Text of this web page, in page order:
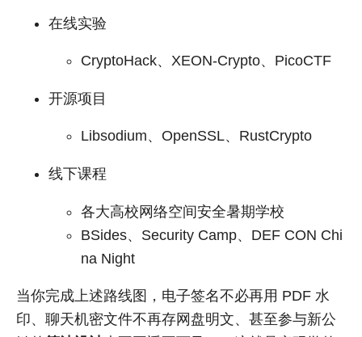
在线实验
CryptoHack、XEON-Crypto、PicoCTF
开源项目
Libsodium、OpenSSL、RustCrypto
线下课程
各大高校网络空间安全暑期学校
BSides、Security Camp、DEF CON Chi
na Night
当你完成上述路线图，电子签名不必再用 PDF 水
印、聊天机密文件不再存网盘明文、甚至参与新公